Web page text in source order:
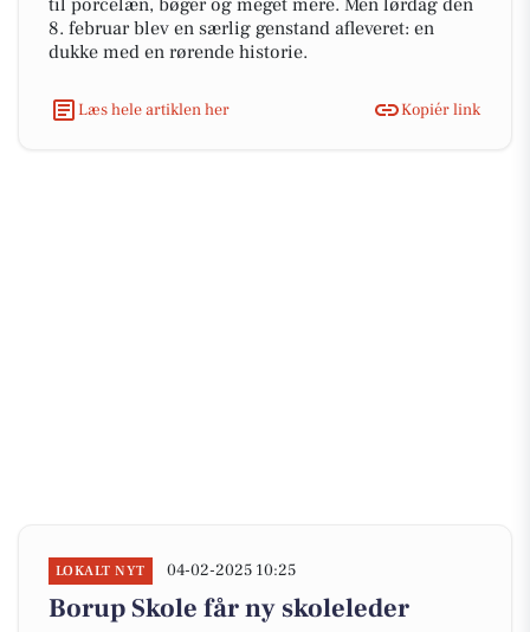
til porcelæn, bøger og meget mere. Men lørdag den
8. februar blev en særlig genstand afleveret: en
dukke med en rørende historie.
Læs hele artiklen her Kopiér link
LOKALT NYT 04-02-2025 10:25
Borup Skole får ny skoleleder